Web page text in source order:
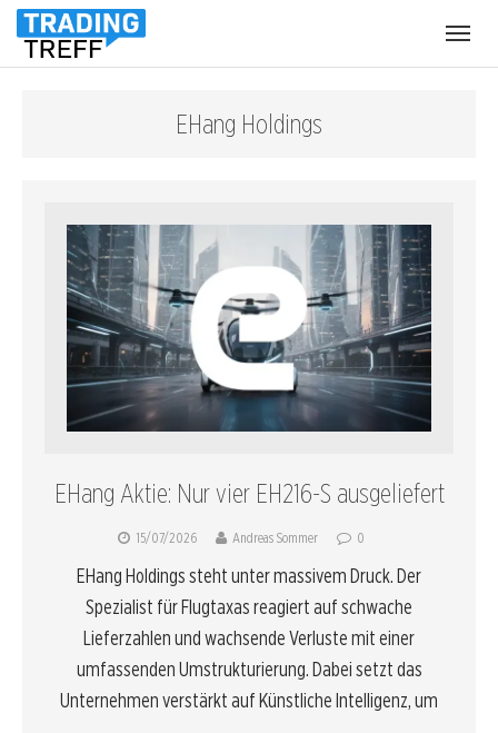
EHang Holdings
EHang Aktie: Nur vier EH216-S ausgeliefert
15/07/2026 Andreas Sommer 0
EHang Holdings steht unter massivem Druck. Der
Spezialist für Flugtaxas reagiert auf schwache
Lieferzahlen und wachsende Verluste mit einer
umfassenden Umstrukturierung. Dabei setzt das
Unternehmen verstärkt auf Künstliche Intelligenz, um